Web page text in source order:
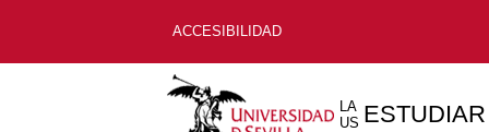
ACCESIBILIDAD
LA
US ESTUDIAR